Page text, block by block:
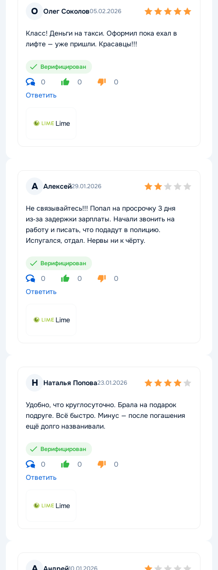
О Олег Соколов05.02.2026
Класс! Деньги на такси. Оформил пока ехал в
лифте — уже пришли. Красавцы!!!
Верифицирован
0 0
0
Ответить
Lime
А Алексей29.01.2026
Не связывайтесь!!! Попал на просрочку 3 дня
из‑за задержки зарплаты. Начали звонить на
работу и писать, что подадут в полицию.
Испугался, отдал. Нервы ни к чёрту.
Верифицирован
0 0
0
Ответить
Lime
Н Наталья Попова23.01.2026
Удобно, что круглосуточно. Брала на подарок
подруге. Всё быстро. Минус — после погашения
ещё долго названивали.
Верифицирован
0 0
0
Ответить
Lime